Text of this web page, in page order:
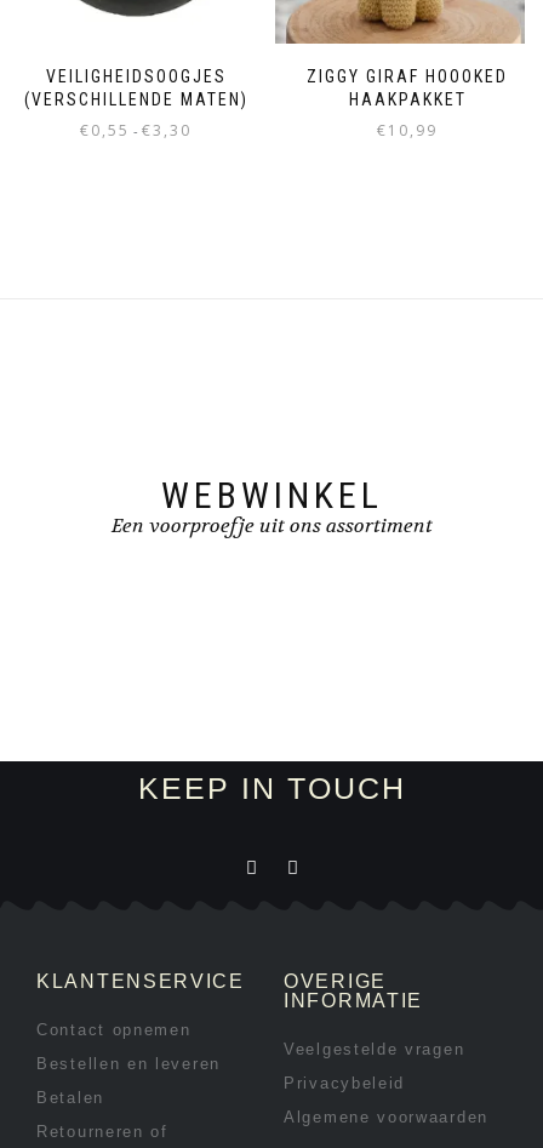
VEILIGHEIDSOOGJES
(VERSCHILLENDE MATEN)
€0,55 - €3,30
ZIGGY GIRAF HOOOKED
HAAKPAKKET
€10,99
WEBWINKEL
Een voorproefje uit ons assortiment
KEEP IN TOUCH
KLANTENSERVICE
Contact opnemen
Bestellen en leveren
Betalen
Retourneren of
OVERIGE
INFORMATIE
Veelgestelde vragen
Privacybeleid
Algemene voorwaarden